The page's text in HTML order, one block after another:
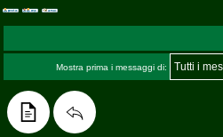
Mostra prima i messaggi di: